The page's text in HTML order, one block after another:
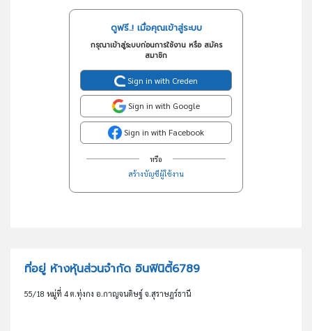
ดูฟรี..! เมื่อคุณเข้าสู่ระบบ
กรุณาเข้าสู่ระบบก่อนการใช้งาน หรือ สมัคร
สมาชิก
Sign in with Creden
Sign in with Google
Sign in with Facebook
หรือ
สร้างบัญชีผู้ใช้งาน
ที่อยู่ ห้างหุ้นส่วนจำกัด อินฟินิตี้6789
55/18 หมู่ที่ 4 ต.ทุ่งกง อ.กาญจนดิษฐ์ จ.สุราษฎร์ธานี